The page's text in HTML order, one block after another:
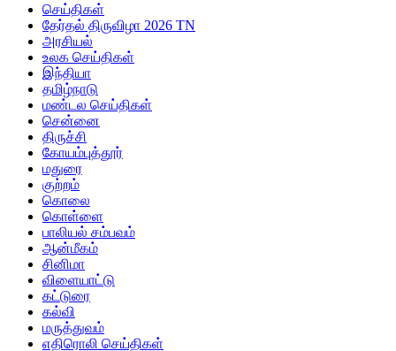
செய்திகள்
தேர்தல் திருவிழா 2026 TN
அரசியல்
உலக செய்திகள்
இந்தியா
தமிழ்நாடு
மண்டல செய்திகள்
சென்னை
திருச்சி
கோயம்புத்தூர்
மதுரை
குற்றம்
கொலை
கொள்ளை
பாலியல் சம்பவம்
ஆன்மீகம்
சினிமா
விளையாட்டு
கட்டுரை
கல்வி
மருத்துவம்
எதிரொலி செய்திகள்